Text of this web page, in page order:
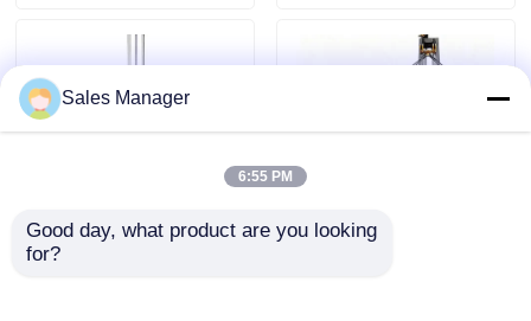
Poprosić o wycenę
Poduszki powietrzne do ratowania na morzu
Wytrzymała torba na
Sales Manager
6:55 PM
Good day, what product are you looking
for?